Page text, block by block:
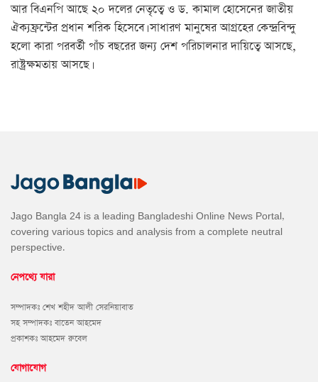
আর বিএনপি আছে ২০ দলের নেতৃত্বে ও ড. কামাল হোসেনের জাতীয়
ঐক্যফ্রন্টের প্রধান শরিক হিসেবে। সাধারণ মানুষের আগ্রহের কেন্দ্রবিন্দু
হলো কারা পরবর্তী পাঁচ বছরের জন্য দেশ পরিচালনার দায়িত্বে আসছে,
রাষ্ট্রক্ষমতায় আসছে।
Jago Bangla 24 is a leading Bangladeshi Online News Portal,
covering various topics and analysis from a complete neutral
perspective.
নেপথ্যে যারা
সম্পাদকঃ শেখ শহীদ আলী সেরনিয়াবাত
সহ সম্পাদকঃ বাতেন আহমেদ
প্রকাশকঃ আহমেদ রুবেল
যোগাযোগ